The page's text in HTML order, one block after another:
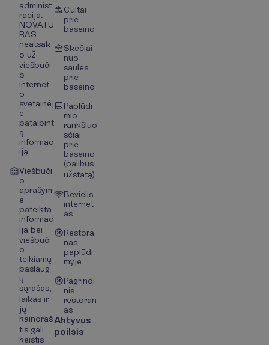
administ
racija.
NOVATU
RAS
neatsak
o už
viešbuči
o
internet
o
svetainėj
e
patalpint
ą
informac
iją
Viešbuči
o
aprašym
e
pateikta
informac
ija bei
viešbuči
o
teikiamų
paslaug
ų
sąrašas,
laikas ir
jų
kainoraš
tis gali
keistis
Gultai
prie
baseino
Skėčiai
nuo
saulės
prie
baseino
Paplūdi
mio
rankšluo
sčiai
prie
baseino
(palikus
užstatą)
Bevielis
internet
as
Restora
nas
paplūdi
myje
Pagrindi
nis
restoran
as
Aktyvus
poilsis